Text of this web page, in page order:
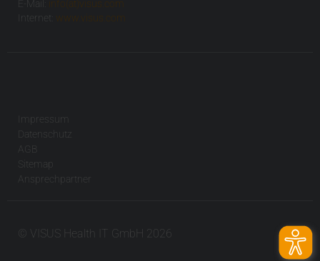
E-Mail:
info(at)visus.com
Internet:
www.visus.com
Impressum
Datenschutz
AGB
Sitemap
Ansprechpartner
© VISUS Health IT GmbH 2026